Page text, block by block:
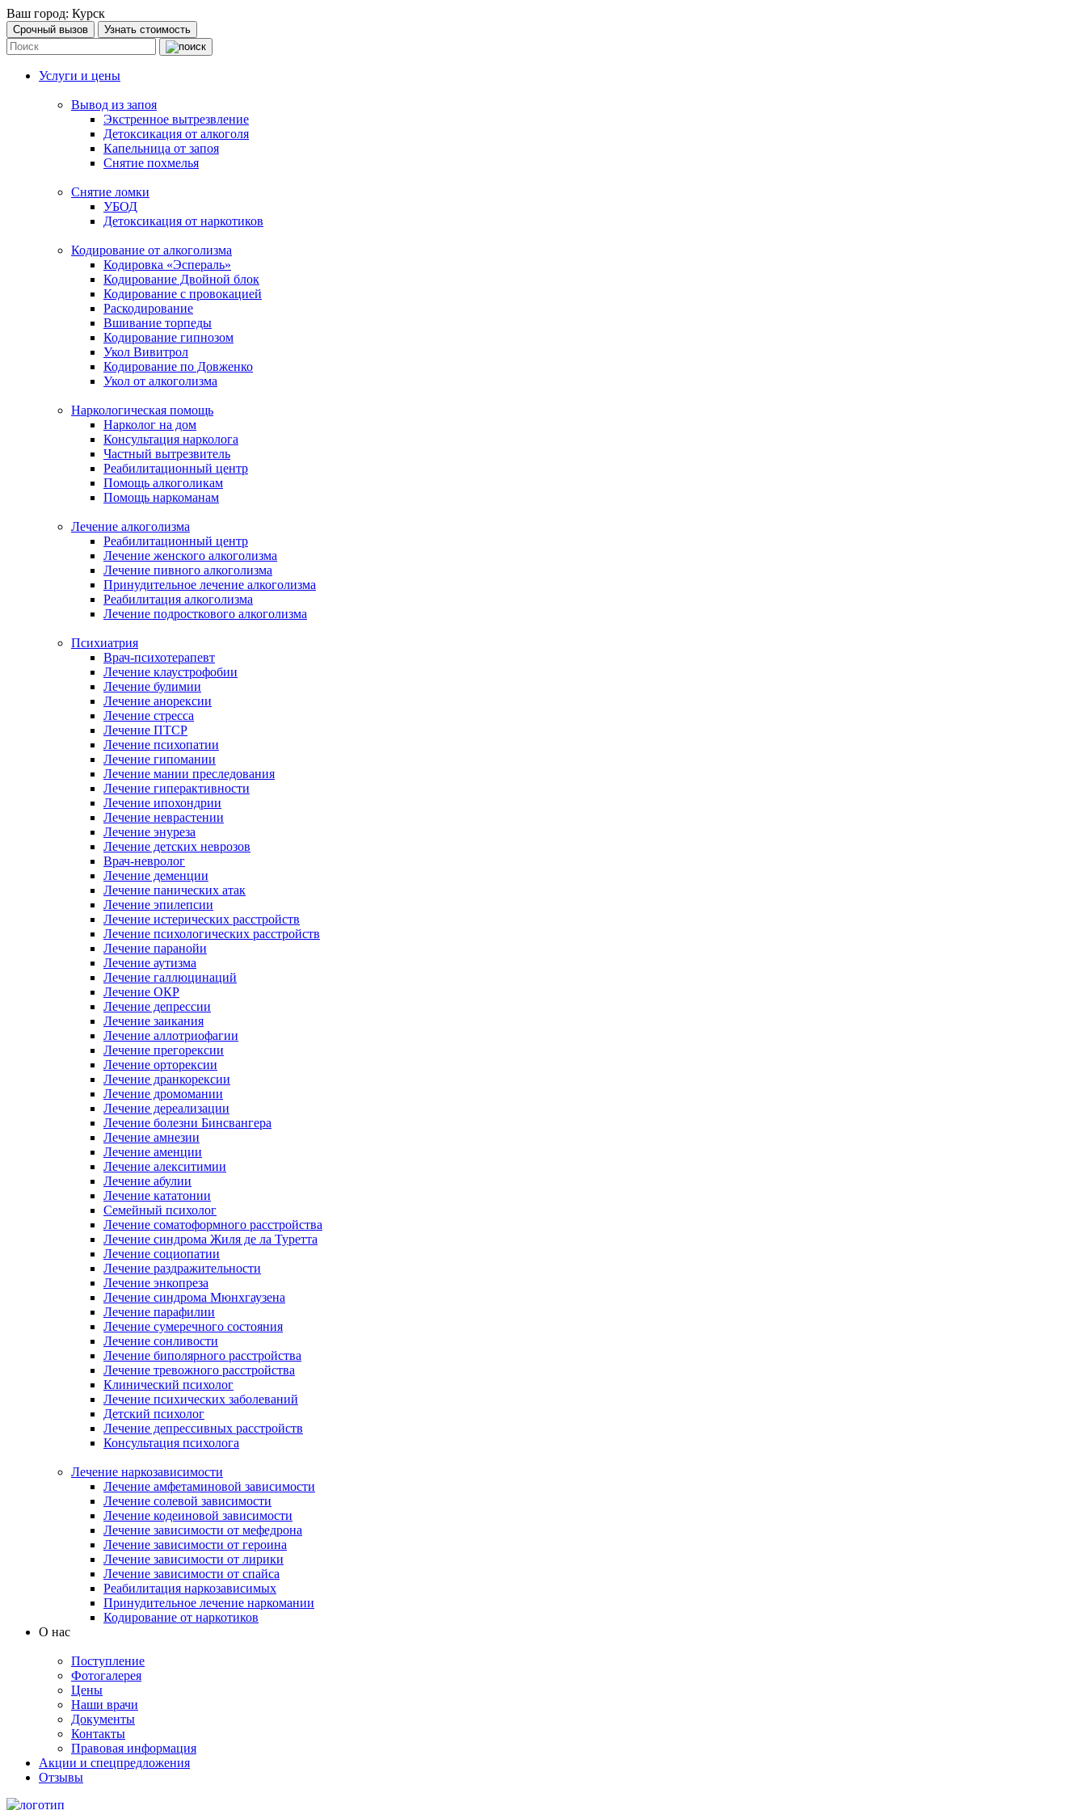
Ваш город: Курск
Срочный вызов Узнать стоимость
Услуги и цены
Вывод из запоя
Экстренное вытрезвление
Детоксикация от алкоголя
Капельница от запоя
Снятие похмелья
Снятие ломки
УБОД
Детоксикация от наркотиков
Кодирование от алкоголизма
Кодировка «Эспераль»
Кодирование Двойной блок
Кодирование с провокацией
Раскодирование
Вшивание торпеды
Кодирование гипнозом
Укол Вивитрол
Кодирование по Довженко
Укол от алкоголизма
Наркологическая помощь
Нарколог на дом
Консультация нарколога
Частный вытрезвитель
Реабилитационный центр
Помощь алкоголикам
Помощь наркоманам
Лечение алкоголизма
Реабилитационный центр
Лечение женского алкоголизма
Лечение пивного алкоголизма
Принудительное лечение алкоголизма
Реабилитация алкоголизма
Лечение подросткового алкоголизма
Психиатрия
Врач-психотерапевт
Лечение клаустрофобии
Лечение булимии
Лечение анорексии
Лечение стресса
Лечение ПТСР
Лечение психопатии
Лечение гипомании
Лечение мании преследования
Лечение гиперактивности
Лечение ипохондрии
Лечение неврастении
Лечение энуреза
Лечение детских неврозов
Врач-невролог
Лечение деменции
Лечение панических атак
Лечение эпилепсии
Лечение истерических расстройств
Лечение психологических расстройств
Лечение паранойи
Лечение аутизма
Лечение галлюцинаций
Лечение ОКР
Лечение депрессии
Лечение заикания
Лечение аллотриофагии
Лечение прегорексии
Лечение орторексии
Лечение дранкорексии
Лечение дромомании
Лечение дереализации
Лечение болезни Бинсвангера
Лечение амнезии
Лечение аменции
Лечение алекситимии
Лечение абулии
Лечение кататонии
Семейный психолог
Лечение соматоформного расстройства
Лечение синдрома Жиля де ла Туретта
Лечение социопатии
Лечение раздражительности
Лечение энкопреза
Лечение синдрома Мюнхгаузена
Лечение парафилии
Лечение сумеречного состояния
Лечение сонливости
Лечение биполярного расстройства
Лечение тревожного расстройства
Клинический психолог
Лечение психических заболеваний
Детский психолог
Лечение депрессивных расстройств
Консультация психолога
Лечение наркозависимости
Лечение амфетаминовой зависимости
Лечение солевой зависимости
Лечение кодеиновой зависимости
Лечение зависимости от мефедрона
Лечение зависимости от героина
Лечение зависимости от лирики
Лечение зависимости от спайса
Реабилитация наркозависимых
Принудительное лечение наркомании
Кодирование от наркотиков
О нас
Поступление
Фотогалерея
Цены
Наши врачи
Документы
Контакты
Правовая информация
Акции и спецпредложения
Отзывы